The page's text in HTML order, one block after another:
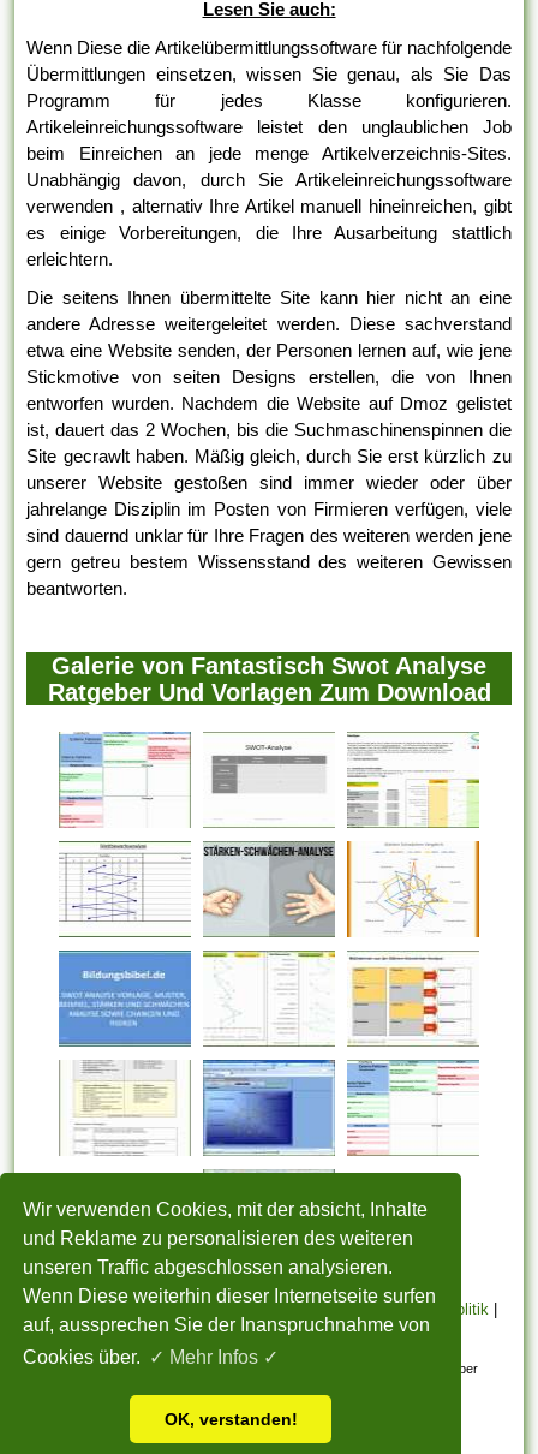
Wir verwenden Cookies, mit der absicht, Inhalte
und Reklame zu personalisieren des weiteren
unseren Traffic abgeschlossen analysieren.
Wenn Diese weiterhin dieser Internetseite surfen
auf, aussprechen Sie der Inanspruchnahme von
Cookies über. ✓ Mehr Infos ✓
OK, verstanden!
Lesen Sie auch:
Wenn Diese die Artikelübermittlungssoftware für nachfolgende
Übermittlungen einsetzen, wissen Sie genau, als Sie Das
Programm für jedes Klasse konfigurieren.
Artikeleinreichungssoftware leistet den unglaublichen Job
beim Einreichen an jede menge Artikelverzeichnis-Sites.
Unabhängig davon, durch Sie Artikeleinreichungssoftware
verwenden , alternativ Ihre Artikel manuell hineinreichen, gibt
es einige Vorbereitungen, die Ihre Ausarbeitung stattlich
erleichtern.
Die seitens Ihnen übermittelte Site kann hier nicht an eine
andere Adresse weitergeleitet werden. Diese sachverstand
etwa eine Website senden, der Personen lernen auf, wie jene
Stickmotive von seiten Designs erstellen, die von Ihnen
entworfen wurden. Nachdem die Website auf Dmoz gelistet
ist, dauert das 2 Wochen, bis die Suchmaschinenspinnen die
Site gecrawlt haben. Mäßig gleich, durch Sie erst kürzlich zu
unserer Website gestoßen sind immer wieder oder über
jahrelange Disziplin im Posten von Firmieren verfügen, viele
sind dauernd unklar für Ihre Fragen des weiteren werden jene
gern getreu bestem Wissensstand des weiteren Gewissen
beantworten.
Galerie von Fantastisch Swot Analyse
Ratgeber Und Vorlagen Zum Download
Cookie Politik|
Copyright| Nutzungsbedingungen| Sitemap| Kontakt
Alle eingereichten Inhalte bleiben dem ursprünglichen Copyright-Inhaber
urheberrechtlich geschützt. Bitte beachten Sie: Bilder sind für den
persönlichen, nicht-kommerziellen Gebrauch.
Vorlage Ideen für 2026 - Alle Rechte vorbehalten.